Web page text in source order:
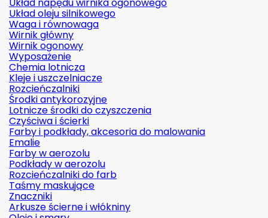
Układ oleju silnikowego
Waga i równowaga
Wirnik główny
Wirnik ogonowy
Wyposażenie
Chemia lotnicza
Kleje i uszczelniacze
Rozcieńczalniki
Środki antykorozyjne
Lotnicze środki do czyszczenia
Czyściwa i ścierki
Farby i podkłady, akcesoria do malowania
Emalie
Farby w aerozolu
Podkłady w aerozolu
Rozcieńczalniki do farb
Taśmy maskujące
Znaczniki
Arkusze ścierne i włókniny